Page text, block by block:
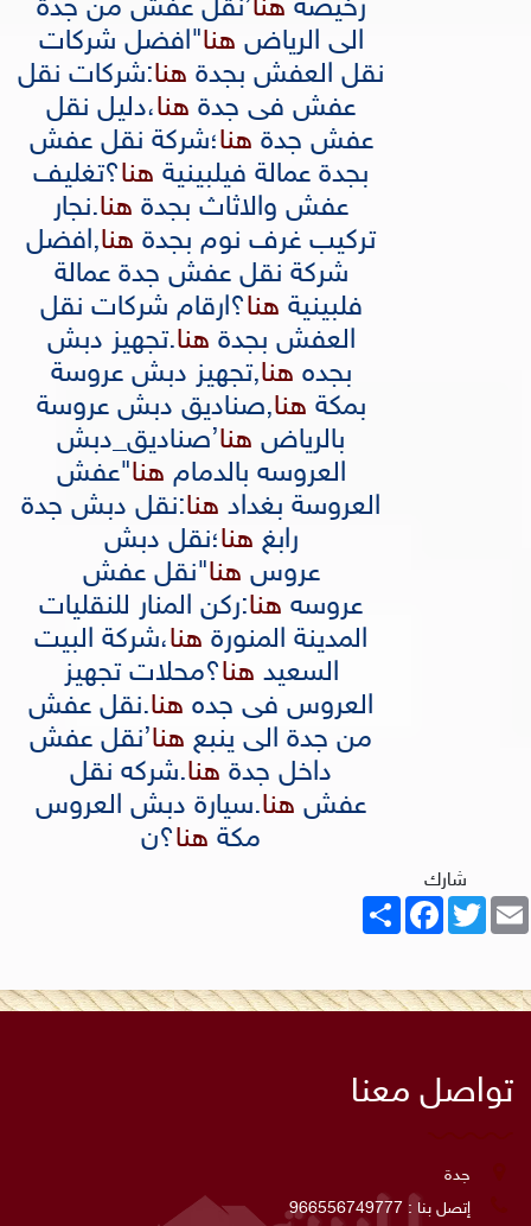
رخيصه هنا’نقل عفش من جدة
الى الرياض هنا"افضل شركات
نقل العفش بجدة هنا:شركات نقل
عفش فى جدة هنا،دليل نقل
عفش جدة هنا؛شركة نقل عفش
بجدة عمالة فيلبينية هنا؟تغليف
عفش والاثاث بجدة هنا.نجار
تركيب غرف نوم بجدة هنا,افضل
شركة نقل عفش جدة عمالة
فلبينية هنا؟ارقام شركات نقل
العفش بجدة هنا.تجهيز دبش
بجده هنا,تجهيز دبش عروسة
بمكة هنا,صناديق دبش عروسة
بالرياض هنا’صناديق_دبش
العروسه بالدمام هنا"عفش
العروسة بغداد هنا:نقل دبش جدة
رابغ هنا؛نقل دبش
عروس هنا"نقل عفش
عروسه هنا:ركن المنار للنقليات
المدينة المنورة هنا،شركة البيت
السعيد هنا؟محلات تجهيز
العروس فى جده هنا.نقل عفش
من جدة الى ينبع هنا’نقل عفش
داخل جدة هنا.شركه نقل
عفش هنا.سيارة دبش العروس
مكة هنا؟ن
شارك
Share
FacebookTwitterEmail
تواصل معنا
جدة
إتصل بنا : 966556749777